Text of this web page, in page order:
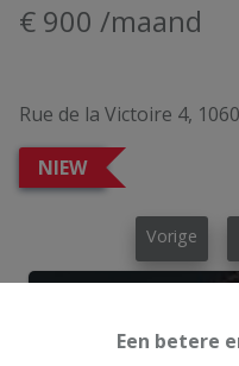
Een betere
€ 900 /maand
Rue de la Victoire 4,
NIEW
Vorige